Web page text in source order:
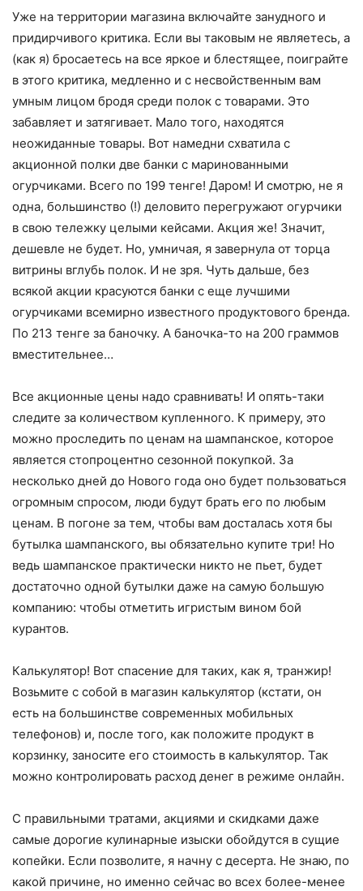
Уже на территории магазина включайте занудного и
придирчивого критика. Если вы таковым не являетесь, а
(как я) бросаетесь на все яркое и блестящее, поиграйте
в этого критика, медленно и с несвойственным вам
умным лицом бродя среди полок с товарами. Это
забавляет и затягивает. Мало того, находятся
неожиданные товары. Вот намедни схватила с
акционной полки две банки с маринованными
огурчиками. Всего по 199 тенге! Даром! И смотрю, не я
одна, большинство (!) деловито перегружают огурчики
в свою тележку целыми кейсами. Акция же! Значит,
дешевле не будет. Но, умничая, я завернула от торца
витрины вглубь полок. И не зря. Чуть дальше, без
всякой акции красуются банки с еще лучшими
огурчиками всемирно известного продуктового бренда.
По 213 тенге за баночку. А баночка-то на 200 граммов
вместительнее…
Все акционные цены надо сравнивать! И опять-таки
следите за количеством купленного. К примеру, это
можно проследить по ценам на шампанское, которое
является стопроцентно сезонной покупкой. За
несколько дней до Нового года оно будет пользоваться
огромным спросом, люди будут брать его по любым
ценам. В погоне за тем, чтобы вам досталась хотя бы
бутылка шампанского, вы обязательно купите три! Но
ведь шампанское практически никто не пьет, будет
достаточно одной бутылки даже на самую большую
компанию: чтобы отметить игристым вином бой
курантов.
Калькулятор! Вот спасение для таких, как я, транжир!
Возьмите с собой в магазин калькулятор (кстати, он
есть на большинстве современных мобильных
телефонов) и, после того, как положите продукт в
корзинку, заносите его стоимость в калькулятор. Так
можно контролировать расход денег в режиме онлайн.
С правильными тратами, акциями и скидками даже
самые дорогие кулинарные изыски обойдутся в сущие
копейки. Если позволите, я начну с десерта. Не знаю, по
какой причине, но именно сейчас во всех более-менее